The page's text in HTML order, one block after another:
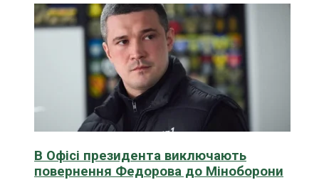
В Офісі президента виключають
повернення Федорова до Міноборони